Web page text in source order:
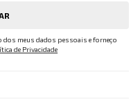
dos meus dados pessoais e forneço
de Privacidade